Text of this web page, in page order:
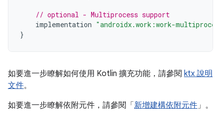
// optional - Multiprocess support
implementation "androidx.work:work-
}
如要進一步瞭解如何使用 Kotlin 擴充功能，請參閱 ktx 說明
文件。
如要進一步瞭解依附元件，請參閱「 新增建構依附元件」。